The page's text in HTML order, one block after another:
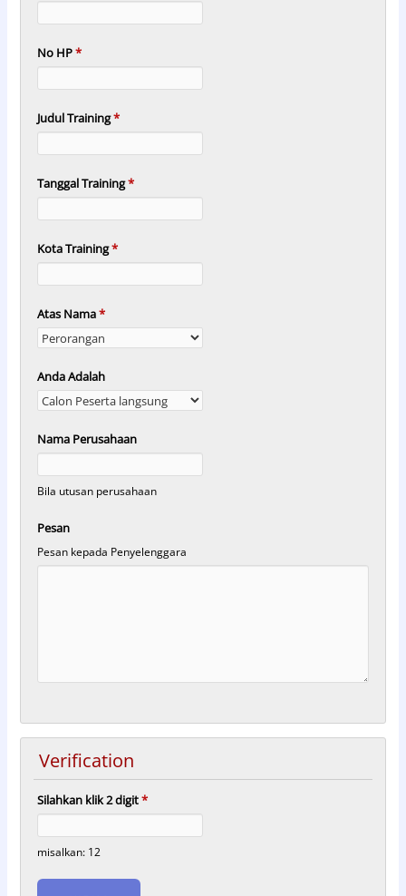
No HP*
Judul Training*
Tanggal Training*
Kota Training*
Atas Nama*
Anda Adalah
Nama Perusahaan
Bila utusan perusahaan
Pesan
Pesan kepada Penyelenggara
Verification
Silahkan klik 2 digit*
misalkan: 12